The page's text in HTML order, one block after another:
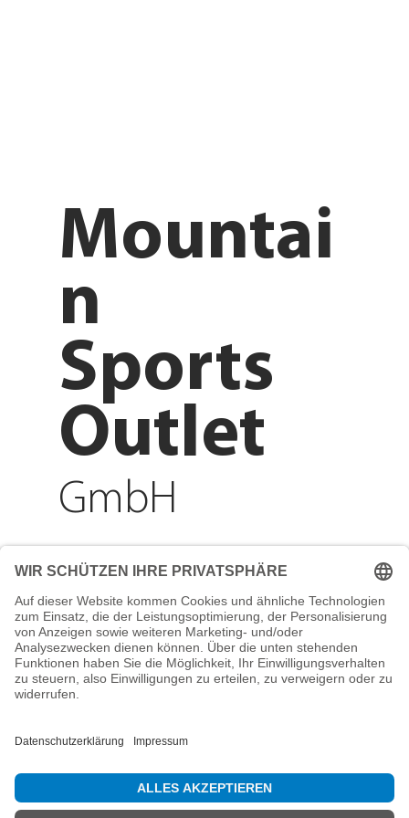
Adresse
Reichenberger Str. 1
84130 Dingolfing
Telefon
info@mountain-sports-
Mountai
n
Sports
Outlet
GmbH